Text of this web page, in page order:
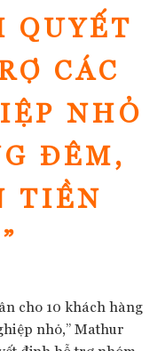
QUYẾT
CÁC
NHỎ
ĐÊM,
TIỀN
cho 10 khách hàng
nhỏ,” Mathur